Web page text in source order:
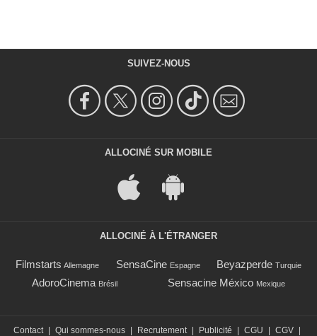
SUIVEZ-NOUS
ALLOCINÉ SUR MOBILE
ALLOCINÉ À L'ÉTRANGER
Filmstarts Allemagne SensaCine Espagne Beyazperde Turquie
AdoroCinema Brésil Sensacine México Mexique
Contact Qui sommes-nous Recrutement Publicité CGU CGV